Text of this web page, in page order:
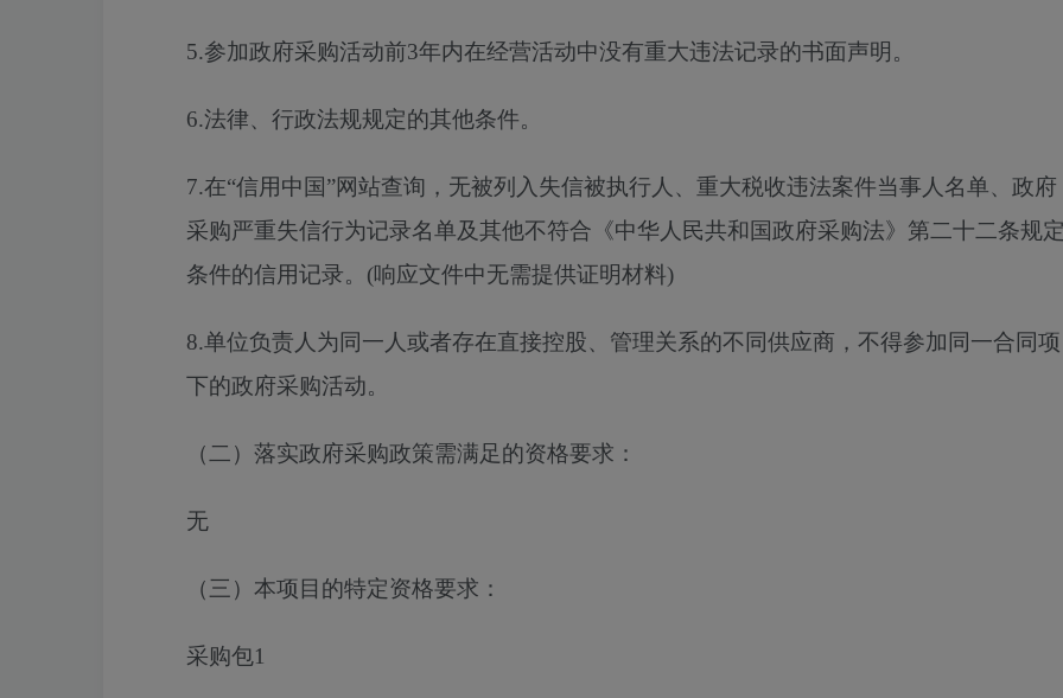
5.参加政府采购活动前3年内在经营活动中没有重大违法记录的书面声明。
6.法律、行政法规规定的其他条件。
7.在“信用中国”网站查询，无被列入失信被执行人、重大税收违法案件当事人名单、政府
采购严重失信行为记录名单及其他不符合《中华人民共和国政府采购法》第二十二条规
条件的信用记录。(响应文件中无需提供证明材料)
8.单位负责人为同一人或者存在直接控股、管理关系的不同供应商，不得参加同一合同项
下的政府采购活动。
（二）落实政府采购政策需满足的资格要求：
无
（三）本项目的特定资格要求：
采购包1